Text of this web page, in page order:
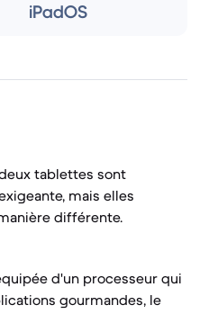
iPadOS
tablettes sont
mais elles
différente.
d'un processeur qui
gourmandes, le